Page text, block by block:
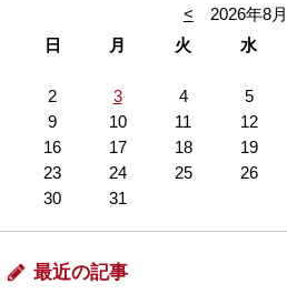
< 2026年8月
日
月 火 水
2
3 4 5
9
10 11 12
16
17 18 19
23
24 25 26
30
31
最近の記事